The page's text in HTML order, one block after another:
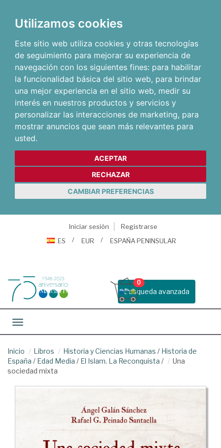
Utilizamos cookies
Este sitio web utiliza cookies y otras tecnologías
de seguimiento para mejorar su experiencia de
navegación con los siguientes fines: para habilitar
la funcionalidad básica del sitio web, para brindar
una mejor experiencia en el sitio web, medir su
interés en nuestros productos y servicios y
personalizar las interacciones de marketing, para
mostrar anuncios que sean más relevantes para
usted.
ACEPTAR
RECHAZAR
CAMBIAR PREFERENCIAS
Iniciar sesión
Registrarse
ES
EUR ESPAÑA PENINSULAR
Busqueda avanzada
0
Toggle navigation
Inicio Libros Historia y Ciencias Humanas / Historia de
España / Edad Media / El Islam. La Reconquista /
Una
sociedad mixta